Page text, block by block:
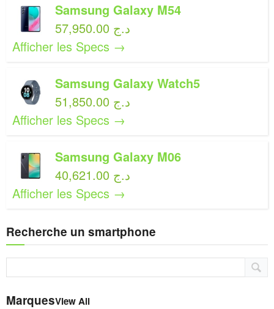
Samsung Galaxy M54
57,950.00 د.ج
Afficher les Specs →
Samsung Galaxy Watch5
51,850.00 د.ج
Afficher les Specs →
Samsung Galaxy M06
40,621.00 د.ج
Afficher les Specs →
Recherche un smartphone
MarquesView All